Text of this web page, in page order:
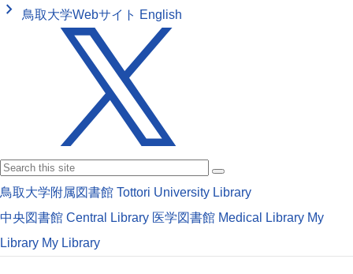
keyboard_arrow_right 鳥取大学Webサイト English
鳥取大学附属図書館 Tottori University Library
中央図書館 Central Library 医学図書館 Medical Library My
Library My Library